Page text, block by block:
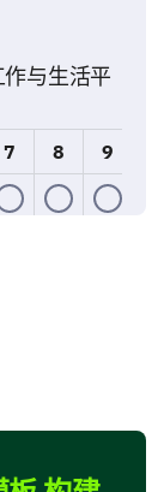
与生活平
7 8 9
意味着什